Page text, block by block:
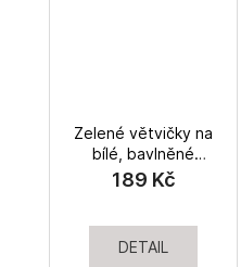
Zelené větvičky na
bílé, bavlněné
plátno
189 Kč
DETAIL